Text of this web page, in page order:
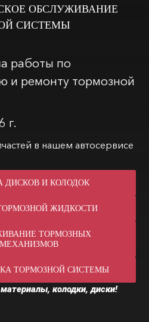
ОБСЛУЖИВАНИЕ
СИСТЕМЫ
работы по
и ремонту тормозной
г.
в нашем автосервисе
ДИСКОВ И КОЛОДОК
ЖИДКОСТИ
ТОРМОЗНЫХ
МЕХАНИЗМОВ
ТОРМОЗНОЙ СИСТЕМЫ
материалы, колодки, диски!|